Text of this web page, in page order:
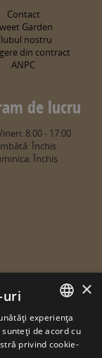
Contact
Garden
nostru
din contract
ANPC
de lucru
8:00 - 17:00
Închis
Închis
ROMANIAN
HUNGARIAN
×
uri
experiența
de acord cu
privind cookie-